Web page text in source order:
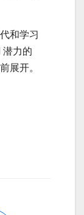
和学习
力的
展开。